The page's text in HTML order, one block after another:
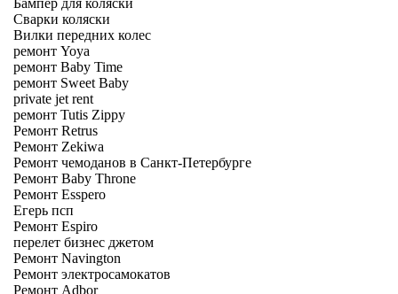
Бампер для коляски
Сварки коляски
Вилки передних колес
ремонт Yoya
ремонт Baby Time
ремонт Sweet Baby
private jet rent
ремонт Tutis Zippy
Ремонт Retrus
Ремонт Zekiwa
Ремонт чемоданов в Санкт-Петербурге
Ремонт Baby Throne
Ремонт Esspero
Егерь псп
Ремонт Espiro
перелет бизнес джетом
Ремонт Navington
Ремонт электросамокатов
Ремонт Adbor